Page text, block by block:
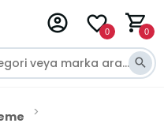
0 0